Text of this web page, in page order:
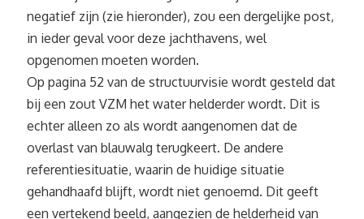
negatief zijn (zie hieronder), zou een dergelijke post,
in ieder geval voor deze jachthavens, wel
opgenomen moeten worden.
Op pagina 52 van de structuurvisie wordt gesteld dat
bij een zout VZM het water helderder wordt. Dit is
echter alleen zo als wordt aangenomen dat de
overlast van blauwalg terugkeert. De andere
referentiesituatie, waarin de huidige situatie
gehandhaafd blijft, wordt niet genoemd. Dit geeft
een vertekend beeld, aangezien de helderheid van